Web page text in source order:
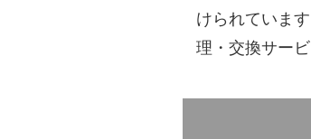
けられていま
理・交換サー